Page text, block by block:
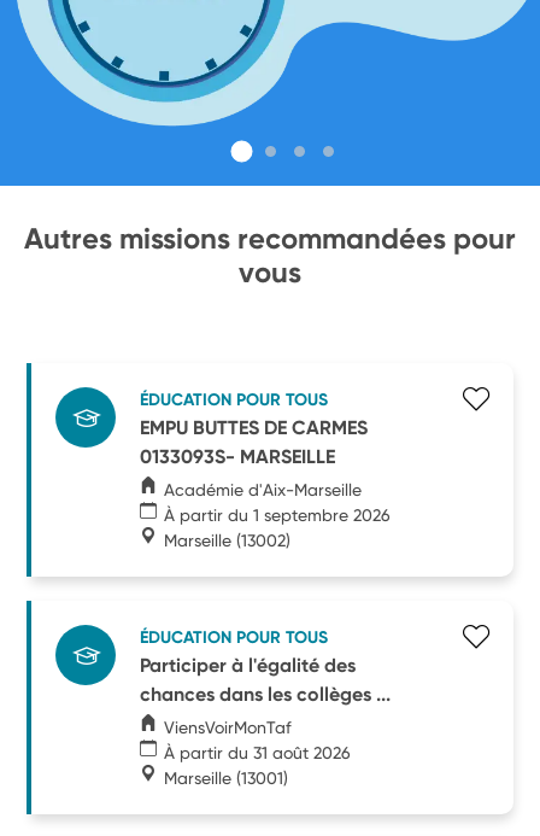
Autres missions recommandées pour
vous
ÉDUCATION POUR TOUS
EMPU BUTTES DE CARMES
0133093S- MARSEILLE
Académie d'Aix-Marseille
À partir du 1 septembre 2026
Marseille (13002)
ÉDUCATION POUR TOUS
Participer à l'égalité des
chances dans les collèges ...
ViensVoirMonTaf
À partir du 31 août 2026
Marseille (13001)